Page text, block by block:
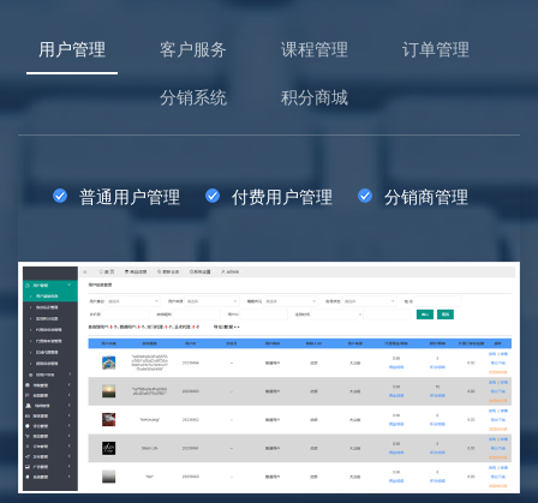
用户管理 客户服务 课程管理 订单管理
分销系统 积分商城
普通用户管理 付费用户管理 分销商管理